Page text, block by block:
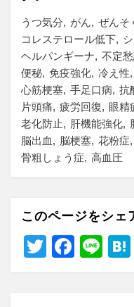
うつ気分 がん ぜんそ
コレステロール低下
ヘルパンギーナ
不定
便秘 免疫強化 冷え性
心筋梗塞 手足口病 抗
片頭痛
疲労回復 眼精
老化防止
肝機能強化
脳出血
脳梗塞 花粉症
骨粗しょう症
高血圧
このページをシェ
T
F
Li